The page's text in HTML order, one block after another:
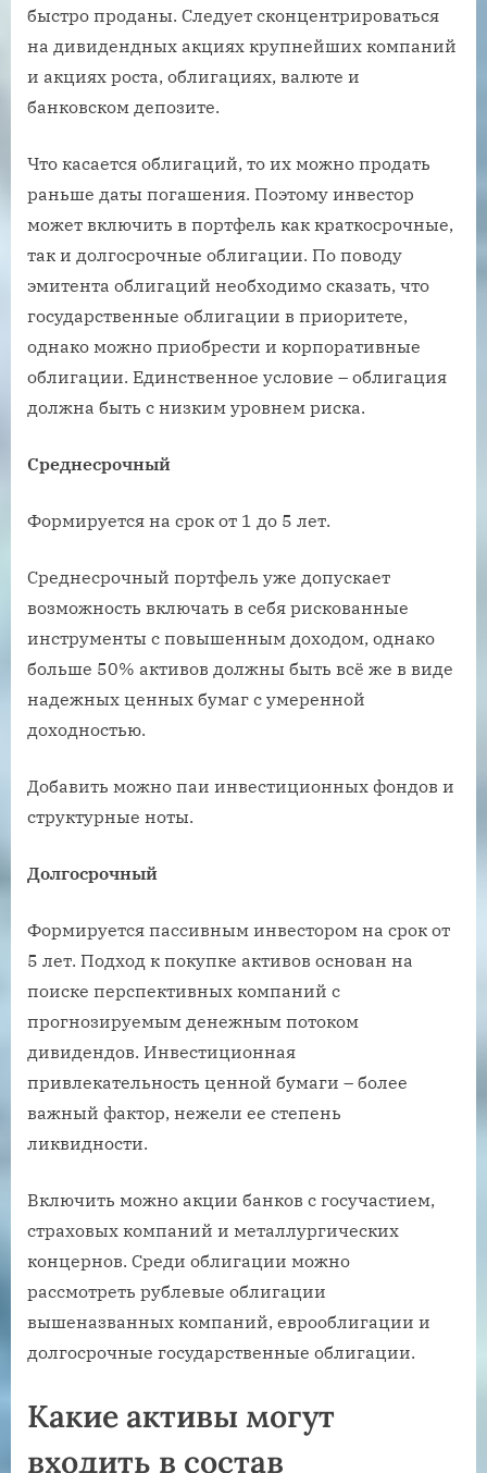
быстро проданы. Следует сконцентрироваться
на дивидендных акциях крупнейших компаний
и акциях роста, облигациях, валюте и
банковском депозите.
Что касается облигаций, то их можно продать
раньше даты погашения. Поэтому инвестор
может включить в портфель как краткосрочные,
так и долгосрочные облигации. По поводу
эмитента облигаций необходимо сказать, что
государственные облигации в приоритете,
однако можно приобрести и корпоративные
облигации. Единственное условие – облигация
должна быть с низким уровнем риска.
Среднесрочный
Формируется на срок от 1 до 5 лет.
Среднесрочный портфель уже допускает
возможность включать в себя рискованные
инструменты с повышенным доходом, однако
больше 50% активов должны быть всё же в виде
надежных ценных бумаг с умеренной
доходностью.
Добавить можно паи инвестиционных фондов и
структурные ноты.
Долгосрочный
Формируется пассивным инвестором на срок от
5 лет. Подход к покупке активов основан на
поиске перспективных компаний с
прогнозируемым денежным потоком
дивидендов. Инвестиционная
привлекательность ценной бумаги – более
важный фактор, нежели ее степень
ликвидности.
Включить можно акции банков с госучастием,
страховых компаний и металлургических
концернов. Среди облигации можно
рассмотреть рублевые облигации
вышеназванных компаний, еврооблигации и
долгосрочные государственные облигации.
Какие активы могут
входить в состав